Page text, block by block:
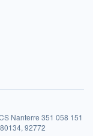
Nanterre 351 058 151
92772